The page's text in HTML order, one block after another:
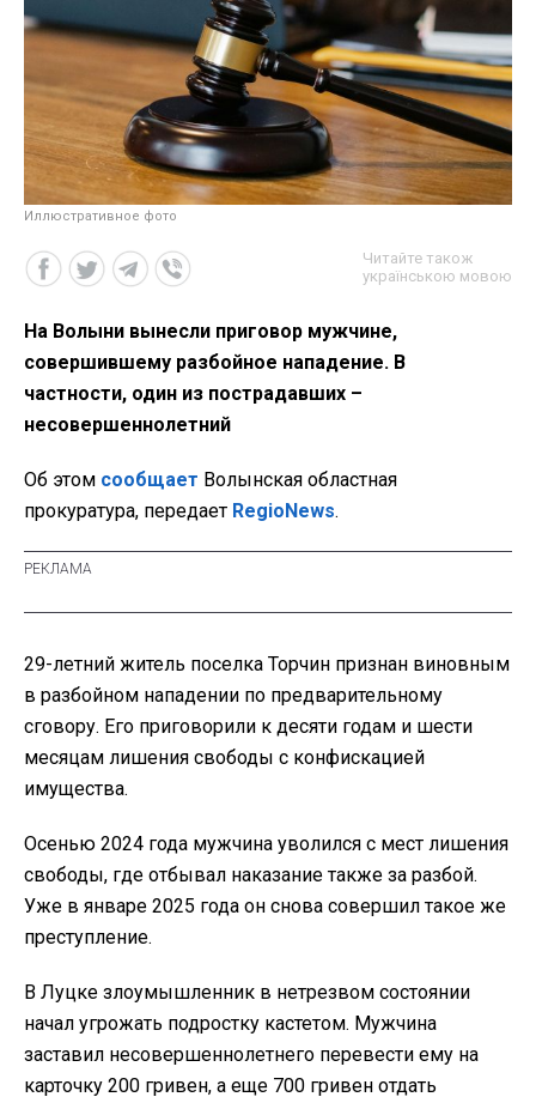
Иллюстративное фото
Читайте також
українською мовою
На Волыни вынесли приговор мужчине,
совершившему разбойное нападение. В
частности, один из пострадавших –
несовершеннолетний
Об этом сообщает Волынская областная
прокуратура, передает RegioNews.
29-летний житель поселка Торчин признан виновным
в разбойном нападении по предварительному
сговору. Его приговорили к десяти годам и шести
месяцам лишения свободы с конфискацией
имущества.
Осенью 2024 года мужчина уволился с мест лишения
свободы, где отбывал наказание также за разбой.
Уже в январе 2025 года он снова совершил такое же
преступление.
В Луцке злоумышленник в нетрезвом состоянии
начал угрожать подростку кастетом. Мужчина
заставил несовершеннолетнего перевести ему на
карточку 200 гривен, а еще 700 гривен отдать